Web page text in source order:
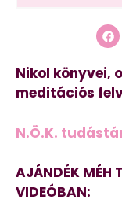
Nikol könyvei,
meditációs
N.Ö.K.
AJÁNDÉK MÉH
VIDEÓBAN: